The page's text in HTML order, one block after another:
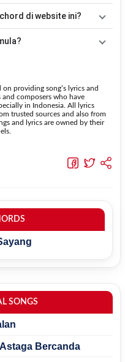
kamu dapat
di website ini?
nada. Seluruh chord akan
struktur dasar lagu.
providing song’s lyrics and
composers who have
in Indonesia. All lyrics
trusted sources and also from
and lyrics are owned by their
SONGS
Bercanda